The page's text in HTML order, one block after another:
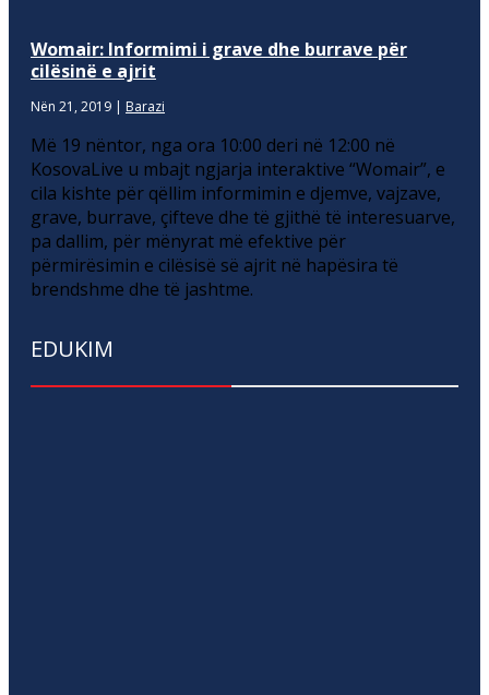
Womair: Informimi i grave dhe burrave për
cilësinë e ajrit
Nën 21, 2019 | Barazi
Më 19 nëntor, nga ora 10:00 deri në 12:00 në
KosovaLive u mbajt ngjarja interaktive “Womair”, e
cila kishte për qëllim informimin e djemve, vajzave,
grave, burrave, çifteve dhe të gjithë të interesuarve,
pa dallim, për mënyrat më efektive për
përmirësimin e cilësisë së ajrit në hapësira të
brendshme dhe të jashtme.
EDUKIM